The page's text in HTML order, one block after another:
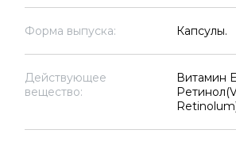
Форма выпуска: Капсулы.
Действующее
вещество:
Витамин